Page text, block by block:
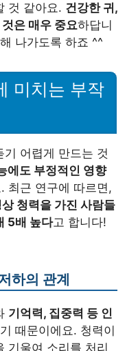
것 같아요. 건강한 귀,
은 매우 중요하답니
나가도록 하죠 ^^
미치는 부작
어렵게 만드는 것
에도 부정적인 영향
최근 연구에 따르면,
청력을 가진 사람들
5배 높다고 합니다!
하의 관계
기억력, 집중력 등 인
때문이에요. 청력이
기울여 소리를 처리